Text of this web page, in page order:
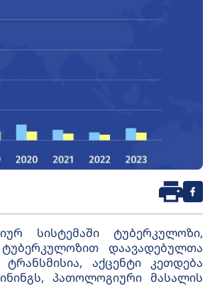
სისტემაში ტუბერკულოზი,
ტუბერკულოზით დაავადებულთა
აქცენტი კეთდება
პათოლოგიური მასალის